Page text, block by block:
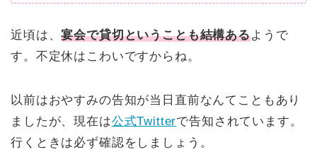
近頃は、宴会で貸切ということも結構あるようで
す。不定休はこわいですからね。
以前はおやすみの告知が当日直前なんてこともあり
ましたが、現在は公式Twitterで告知されています。
行くときは必ず確認をしましょう。